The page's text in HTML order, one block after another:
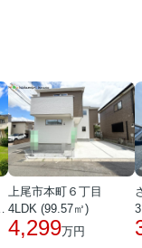
上尾市本町６丁目
4LDK (99.57㎡)
4,299万円